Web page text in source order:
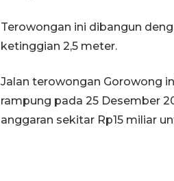
Terowongan ini dibangun
ketinggian 2,5 meter.
Jalan terowongan Gorowong
rampung pada 25 Desember
anggaran sekitar Rp15 miliar